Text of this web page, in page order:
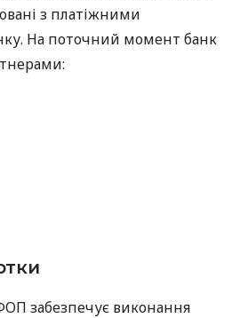
з платіжними
На поточний момент банк
забезпечує виконання